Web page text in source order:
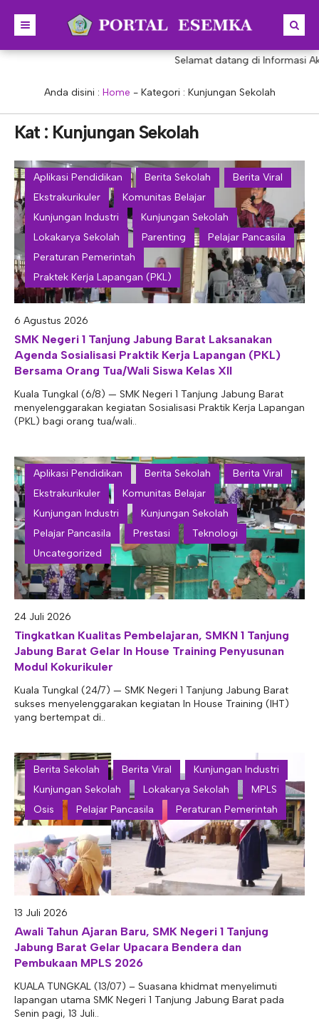
BERITA
PROFIL
VISI & MISI
STRUKTUR
KEPALA SEKOLAH
Tupoksi Kepala Sekolah
WAKIL KEPALASEKOLAH
Tupoksi Wakil Bidang Kurikulum
Tupoksi Wakil Bidang Humas
Tupoksi Wakil Bidang Sarana Prasarana
Tupoksi Wakil Bidang Kesiswaan
MAJELIS GURU
Tupoksi Guru
Tupoksi Guru Piket
Tupoksi Ketua Kons. Keahlian
TATA USAHA
Tupoksi Kepala Tata Usaha
Tupoksi Bendahara BOS
Tupoksi Koordinator Bendahara
Tupoksi Bendahara Komite
Tupoksi Security
AKREDITASI
PROGRAM SEKOLAH
KONSENTRASI KEAHLIAN
AKUNTANSI
MANAJEMEN PERKANTORAN
BISNIS DIGITAL
DESAIN KOMUNIKASI VISUAL
DESAIN PRODUKSI BUSANA
KULINER
PRESTASI
PORTAL
E-LEARNING
E-PKL
E-RAPOR
E-SKL
E-ALUMNI
E-BKK
Selamat datang di Informasi
Anda disini : Home - Kategori : Kunjungan Sekolah
Kat : Kunjungan Sekolah
Aplikasi Pendidikan Berita Sekolah
Berita Viral
Ekstrakurikuler
Komunitas Belajar
Kunjungan Industri
Kunjungan Sekolah
Lokakarya Sekolah
Parenting
Pelajar Pancasila
Peraturan Pemerintah
Praktek Kerja Lapangan (PKL)
6 Agustus 2026
SMK Negeri 1 Tanjung Jabung Barat Laksanakan
Agenda Sosialisasi Praktik Kerja Lapangan (PKL)
Bersama Orang Tua/Wali Siswa Kelas XII
Kuala Tungkal (6/8) — SMK Negeri 1 Tanjung Jabung Barat
menyelenggarakan kegiatan Sosialisasi Praktik Kerja Lapangan
(PKL) bagi orang tua/wali..
Aplikasi Pendidikan Berita Sekolah
Berita Viral
Ekstrakurikuler
Komunitas Belajar
Kunjungan Industri
Kunjungan Sekolah
Pelajar Pancasila
Prestasi
Teknologi
Uncategorized
24 Juli 2026
Tingkatkan Kualitas Pembelajaran, SMKN 1 Tanjung
Jabung Barat Gelar In House Training Penyusunan
Modul Kokurikuler
Kuala Tungkal (24/7) — SMK Negeri 1 Tanjung Jabung Barat
sukses menyelenggarakan kegiatan In House Training (IHT)
yang bertempat di..
Berita Sekolah Berita Viral
Kunjungan Industri
Kunjungan Sekolah
Lokakarya Sekolah
MPLS
Osis
Pelajar Pancasila Peraturan Pemerintah
13 Juli 2026
Awali Tahun Ajaran Baru, SMK Negeri 1 Tanjung
Jabung Barat Gelar Upacara Bendera dan
Pembukaan MPLS 2026
KUALA TUNGKAL (13/07) – Suasana khidmat menyelimuti
lapangan utama SMK Negeri 1 Tanjung Jabung Barat pada
Senin pagi, 13 Juli..